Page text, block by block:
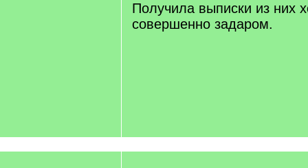
Получила выписки из них
совершенно задаром.